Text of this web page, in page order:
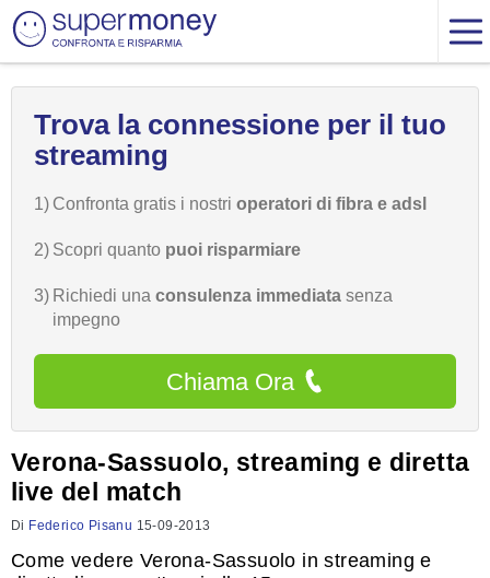
Trova la connessione per il tuo
streaming
1) Confronta gratis i nostri operatori di fibra e adsl
2) Scopri quanto puoi risparmiare
3) Richiedi una consulenza immediata senza
impegno
Chiama Ora
Verona-Sassuolo, streaming e diretta
live del match
Di Federico Pisanu 15-09-2013
Come vedere Verona-Sassuolo in streaming e